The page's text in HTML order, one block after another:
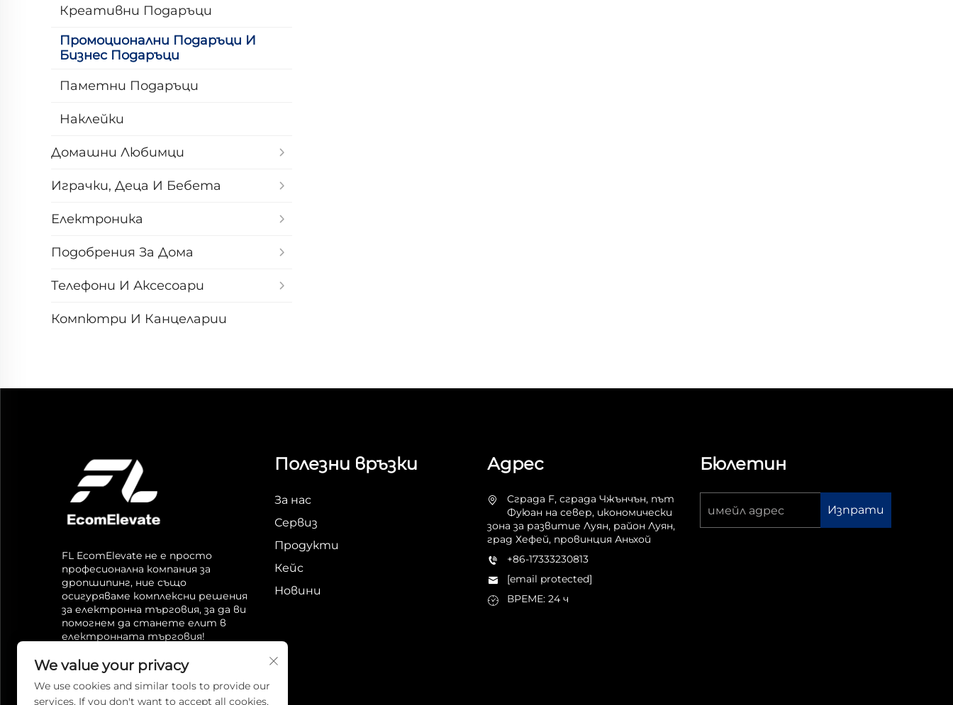
Креативни Подаръци
Промоционални Подаръци И
Бизнес Подаръци
Паметни Подаръци
Наклейки
Домашни Любимци
Играчки, Деца И Бебета
Електроника
Подобрения За Дома
Телефони И Аксесоари
Компютри И Канцеларии
FL EcomElevate не е просто
професионална компания за
дропшипинг, ние също
осигуряваме комплексни решения
за електронна търговия, за да ви
помогнем да станете елит в
електронната търговия!
Полезни връзки
За нас
Сервиз
Продукти
Кейс
Новини
Адрес
Сграда F, сграда Чжънчън, път
Фуюан на север, икономически
зона за развитие Луян, район Луян,
град Хефей, провинция Аньхой
+86-17333230813
[email protected]
ВРЕМЕ: 24 ч
Бюлетин
Изпрати
We value your privacy
We use cookies and similar tools to provide our
services. If you don't want to accept all cookies,